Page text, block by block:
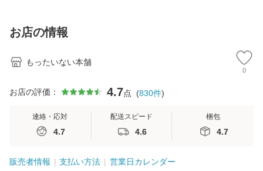
恵 藤本幸三 / 南江
堂 [単行
お店の情報
もったいない本舗
0
お店の評価： 4.7点 (830件)
連絡・応対
4.7
配送スピード
4.6
梱包
4.7
販売者情報 支払い方法 営業日カレンダー